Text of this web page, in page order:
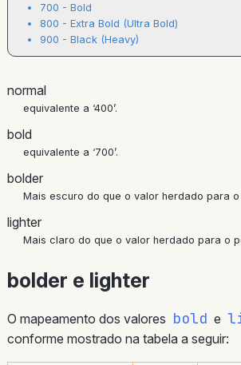
700 - Bold
800 - Extra Bold (Ultra Bold)
900 - Black (Heavy)
normal
equivalente a ‘400’.
bold
equivalente a ‘700’.
bolder
Mais escuro do que o valor herdado para
lighter
Mais claro do que o valor herdado para o
bolder e lighter
O mapeamento dos valores bold e
conforme mostrado na tabela a seguir: